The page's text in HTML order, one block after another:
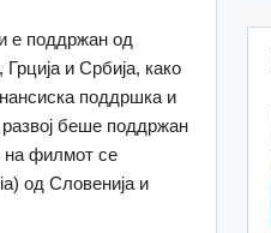
е поддржан од
и Србија, како
поддршка и
беше поддржан
на филмот се
од Словенија и